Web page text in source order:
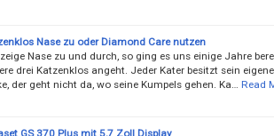
Nase zu oder Diamond Care nutzen
Nase zu und durch, so ging es uns einige Jahre
drei Katzenklos angeht. Jeder Kater besitzt sein
der geht nicht da, wo seine Kumpels gehen. Ka…
Read
GS 370 Plus mit 5,7 Zoll Display